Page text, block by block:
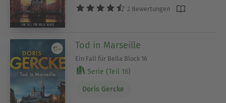
2 Bewertungen
Tod in Marseille
Ein Fall für Bella Block 16
Serie (Teil 16)
Doris Gercke